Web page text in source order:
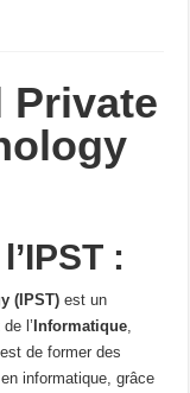
Private
:
(IPST) est un
l’ Informatique
de former des
informatique, grâce